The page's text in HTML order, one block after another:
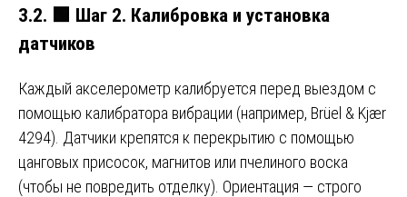
3.2. 🟩 Шаг 2. Калибровка и установка
датчиков
Каждый акселерометр калибруется перед выездом с
помощью калибратора вибрации (например, Brüel & Kjær
4294). Датчики крепятся к перекрытию с помощью
цанговых присосок, магнитов или пчелиного воска
(чтобы не повредить отделку). Ориентация — строго